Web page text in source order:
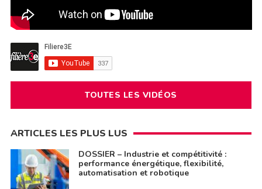
TOUTES LES VIDÉOS
ARTICLES LES PLUS LUS
DOSSIER – Industrie et compétitivité :
performance énergétique, flexibilité,
automatisation et robotique